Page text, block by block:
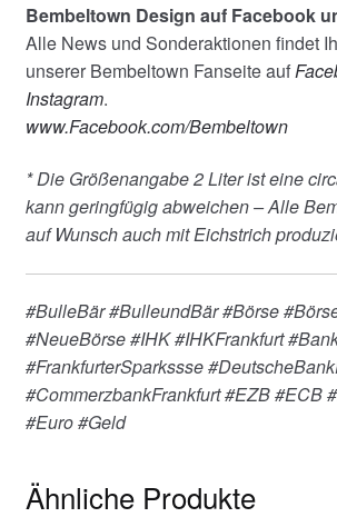
Bembeltown Design auf Facebook
Alle News und Sonderaktionen findet
unserer Bembeltown Fanseite auf
Instagram.
www.Facebook.com/Bembeltown
* Die Größenangabe 2 Liter ist eine
kann geringfügig abweichen – Alle
auf Wunsch auch mit Eichstrich
#BulleBär #BulleundBär #Börse
#NeueBörse #IHK #IHKFrankfurt
#FrankfurterSparkssse
#CommerzbankFrankfurt #EZB #ECB
#Euro #Geld
Ähnliche Produkte